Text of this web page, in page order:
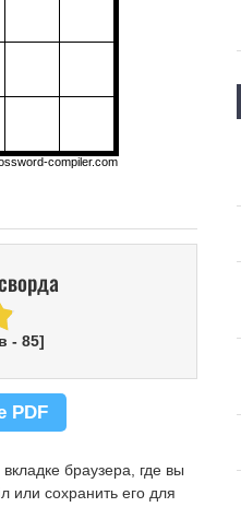
compiler.com
- 85]
PDF
браузера, где вы
или сохранить его для